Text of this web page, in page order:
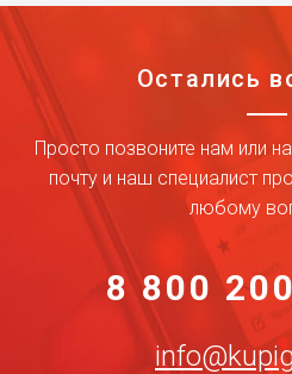
Остались
Просто позвоните нам или
почту и наш специалист
любому
8 800